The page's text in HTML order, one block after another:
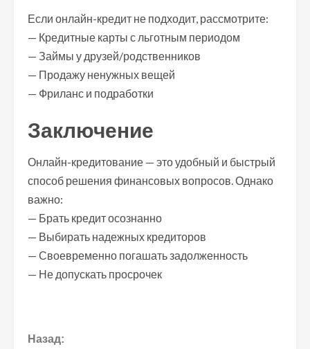
Если онлайн-кредит не подходит, рассмотрите:
— Кредитные карты с льготным периодом
— Займы у друзей/родственников
— Продажу ненужных вещей
— Фриланс и подработки
Заключение
Онлайн-кредитование — это удобный и быстрый
способ решения финансовых вопросов. Однако
важно:
— Брать кредит осознанно
— Выбирать надежных кредиторов
— Своевременно погашать задолженность
— Не допускать просрочек
П
Назад: